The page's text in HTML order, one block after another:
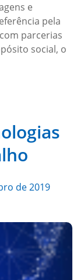
e
pela
parcerias
social, o
de 2019